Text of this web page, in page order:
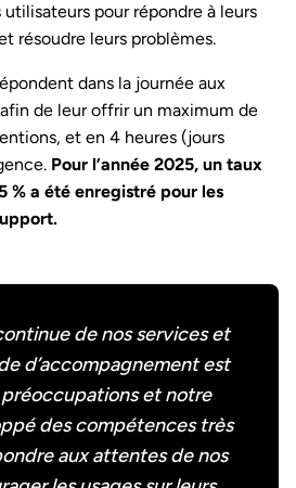
pour répondre à leurs
résoudre leurs problèmes.
dans la journée aux
de leur offrir un maximum de
et en 4 heures (jours
Pour l’année 2025, un taux
% a été enregistré pour les
de nos services et
d’accompagnement est
et notre
des compétences très
aux attentes de nos